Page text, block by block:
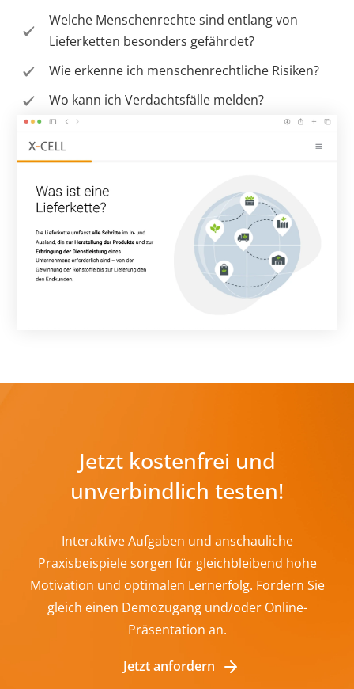
Welche Menschenrechte sind entlang von
Lieferketten besonders gefährdet?
Wie erkenne ich menschenrechtliche Risiken?
Wo kann ich Verdachtsfälle melden?
Jetzt kostenfrei und
unverbindlich testen!
Interaktive Aufgaben und anschauliche
Praxisbeispiele sorgen für gleichbleibend hohe
Motivation und optimalen Lernerfolg. Fordern Sie
gleich einen Demozugang und/oder Online-
Präsentation an.
Jetzt anfordern